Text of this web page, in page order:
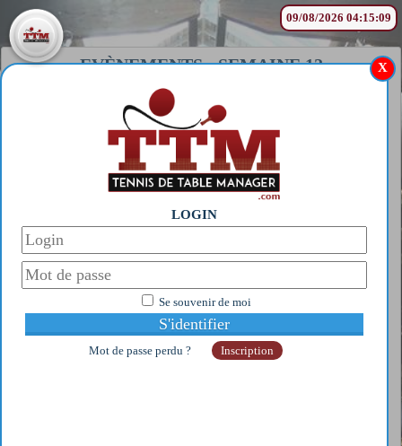
X
LOGIN
Se souvenir de moi
Mot de passe perdu ? Inscription
09/08/2026 04:15:09
EVÈNEMENTS-SEMAINE 12
CHAMPIONNATS DU
MONDE PAR EQUIPE
(MUNICH)
?
Voir uniquement mes joueurs